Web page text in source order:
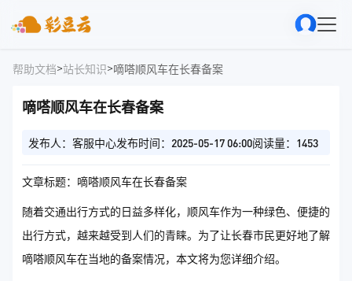
帮助文档>站长知识>嘀嗒顺风车在长春备案
嘀嗒顺风车在长春备案
发布人：客服中心发布时间：2025-05-17 06:00阅读量：1453
文章标题：嘀嗒顺风车在长春备案
随着交通出行方式的日益多样化，顺风车作为一种绿色、便捷的
出行方式，越来越受到人们的青睐。为了让长春市民更好地了解
嘀嗒顺风车在当地的备案情况，本文将为您详细介绍。